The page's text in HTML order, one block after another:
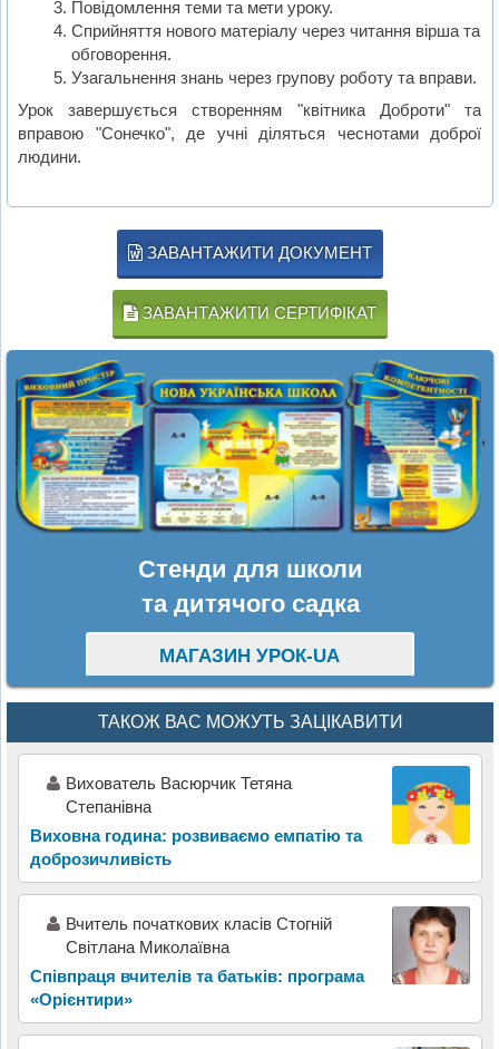
Повідомлення теми та мети уроку.
Сприйняття нового матеріалу через читання вірша та
обговорення.
Узагальнення знань через групову роботу та вправи.
Урок завершується створенням "квітника Доброти" та
вправою "Сонечко", де учні діляться чеснотами доброї
людини.
ЗАВАНТАЖИТИ ДОКУМЕНТ
ЗАВАНТАЖИТИ СЕРТИФІКАТ
Стенди для школи
та дитячого садка
МАГАЗИН УРОК-UA
ТАКОЖ ВАС МОЖУТЬ ЗАЦІКАВИТИ
Вихователь Васюрчик Тетяна
Степанівна
Виховна година: розвиваємо емпатію та
доброзичливість
Вчитель початкових класів Стогній
Світлана Миколаївна
Співпраця вчителів та батьків: програма
«Орієнтири»